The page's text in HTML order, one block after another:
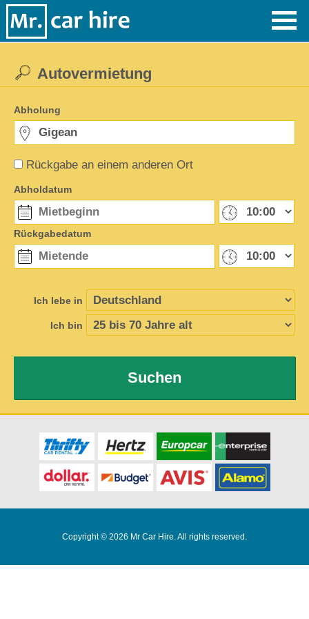
Rückgabe an einem anderen Ort
Autovermietung
Abholung
Abholdatum
Rückgabedatum
Ich lebe in
Ich bin
Suchen
Copyright © 2026 Mr Car Hire. All rights reserved.